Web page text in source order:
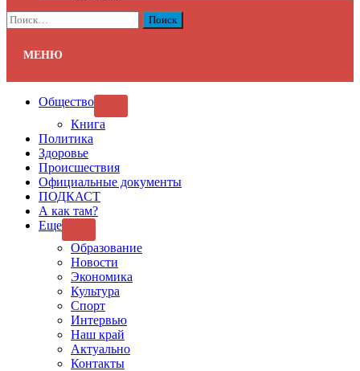
Найти:
МЕНЮ
Общество
Книга
Политика
Здоровье
Происшествия
Официальные документы
ПОДКАСТ
А как там?
Еще
SUB
MENU
Образование
Новости
Экономика
Культура
Спорт
Интервью
Наш край
Актуально
Контакты